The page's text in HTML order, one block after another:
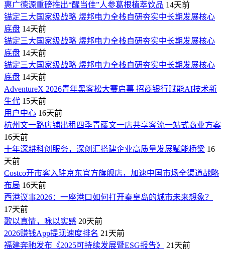
惠广德源重磅推出“醒当佳”人参葛根植萃饮品 14天前
锚定三大国家级战略 煜邦电力全栈自研夯实中长期发展核心
底盘 14天前
锚定三大国家级战略 煜邦电力全栈自研夯实中长期发展核心
底盘 14天前
锚定三大国家级战略 煜邦电力全栈自研夯实中长期发展核心
底盘 14天前
AdventureX 2026青年黑客松大赛启幕 招商银行赋能AI技术新
生代 15天前
用户中心 16天前
杭州文一路店铺出租四季青藤文一店共享客流一站式商业方案
16天前
十年深耕科创服务，深创汇搭建企业高质量发展赋能桥梁 16
天前
Costco开市客入驻京东官方旗舰店，加速中国市场全渠道战略
布局 16天前
西港议事2026：一座港口如何打开秦皇岛的城市未来想象？
17天前
歌以真情，咏以实感 20天前
2026赚钱App提现速度排名 21天前
福建奔驰发布《2025可持续发展暨ESG报告》
21天前